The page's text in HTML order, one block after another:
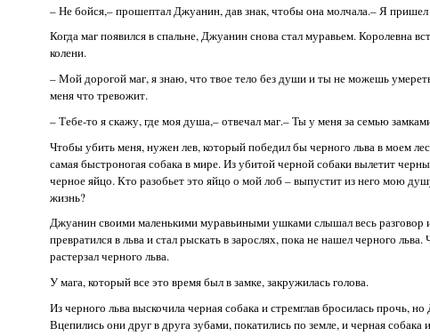
– Не бойся,– прошептал Джуанин, дав знак, чтобы она молчала.– Я
Когда маг появился в спальне, Джуанин снова стал муравьем. Королевна
колени.
– Мой дорогой маг, я знаю, что твое тело без души и ты не можешь
меня что тревожит.
– Тебе-то я скажу, где моя душа,– отвечал маг.– Ты у меня за семью
Чтобы убить меня, нужен лев, который победил бы черного льва в моем
самая быстроногая собака в мире. Из убитой черной собаки вылетит
черное яйцо. Кто разобьет это яйцо о мой лоб – выпустит из него мою
жизнь?
Джуанин своими маленькими муравьиными ушками слышал весь разговор
превратился в льва и стал рыскать в зарослях, пока не нашел черного
растерзал черного льва.
У мага, который все это время был в замке, закружилась голова.
Из черного льва выскочила черная собака и стремглав бросилась
Вцепились они друг в друга зубами, покатились по земле, и черная собака